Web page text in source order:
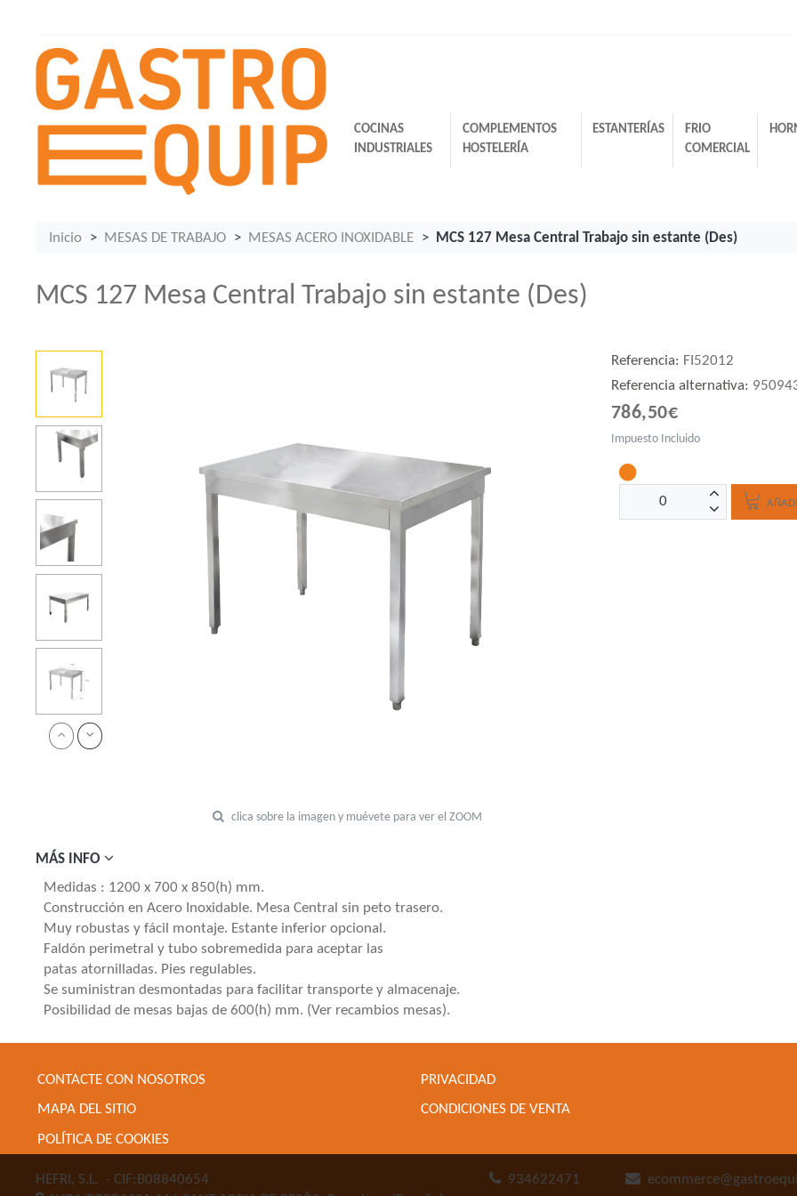
COCINAS
INDUSTRIALES
COMPLEMENTOS
HOSTELERÍA
ESTANTERÍAS
FRIO
COMERCIAL
Inicio MESAS DE TRABAJO MESAS ACERO INOXIDABLE MCS 127 Mesa Central Trabajo sin estante (Des)
MCS 127 Mesa Central Trabajo sin estante (Des)
clica sobre la imagen y muévete para ver el ZOOM
Referencia: FI52012
Referencia alternativa:
786,50€
Impuesto Incluido
MÁS INFO
Medidas : 1200 x 700 x 850(h) mm.
Construcción en Acero Inoxidable. Mesa Central sin peto trasero.
Muy robustas y fácil montaje. Estante inferior opcional.
Faldón perimetral y tubo sobremedida para aceptar las
patas atornilladas. Pies regulables.
Se suministran desmontadas para facilitar transporte y almacenaje.
Posibilidad de mesas bajas de 600(h) mm. (Ver recambios mesas).
CONTACTE CON NOSOTROS
MAPA DEL SITIO
POLÍTICA DE COOKIES
PRIVACIDAD
CONDICIONES DE VENTA
HEFRI, S.L. - CIF:B08840654
934622471